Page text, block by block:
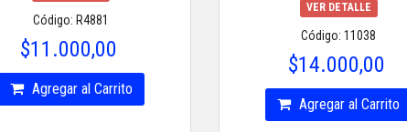
Código: R4881
$11.000,00
Agregar al Carrito
VER DETALLE
Código: 11038
$14.000,00
Agregar al Carrito